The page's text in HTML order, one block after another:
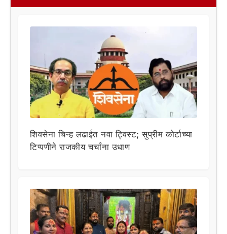
शिवसेना चिन्ह लढाईत नवा ट्विस्ट; सुप्रीम कोर्टाच्या
टिप्पणीने राजकीय चर्चांना उधाण